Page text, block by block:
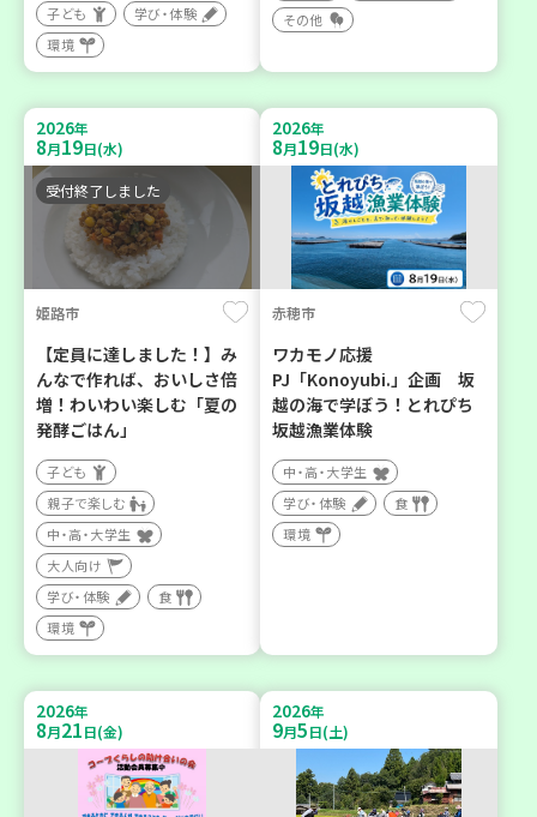
子ども
学び・体験
環境
その他
2026年
8月19日(水)
受付終了しました
姫路市
【定員に達しました！】み
んなで作れば、おいしさ倍
増！わいわい楽しむ「夏の
発酵ごはん」
子ども
親子で楽しむ
中・高・大学生
大人向け
学び・体験
食
環境
2026年
8月19日(水)
赤穂市
ワカモノ応援
PJ「Konoyubi.」企画 坂
越の海で学ぼう！とれぴち
坂越漁業体験
中・高・大学生
学び・体験
食
環境
2026年
8月21日(金)
2026年
9月5日(土)